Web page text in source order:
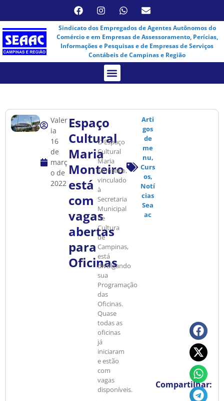
Sindicato dos Empregados de Agentes Autônomos do
Comércio e em Empresas de Assessoramento, Perícias,
Informações e Pesquisas e de Empresas de Serviços
Contábeis de Campinas e Região
Valer
ia
16
de
març
o de
2022
Espaço
Cultural
Maria
Monteiro
está
com
vagas
abertas
para
Oficinas
O Espaço
Cultural
Maria
Monteiro,
vinculado
à
Secretaria
Municipal
de
Cultura
de
Campinas,
está
divulgando
sua
Programação
das
Oficinas.
Quase
todas as
oficinas
já
iniciaram
e estão
com
vagas
disponíveis.
Arti
gos
de
me
nu,
Curs
os,
Notí
cias
Sea
ac
Compartilhar: